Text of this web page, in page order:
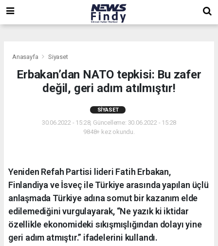
Anasayfa Siyaset
Erbakan’dan NATO tepkisi: Bu zafer
değil, geri adım atılmıştır!
SIYASET
30.06.2022 - 15:28, Güncelleme: 30.06.2022 - 15:28
9848+ kez okundu.
Yeniden Refah Partisi lideri Fatih Erbakan,
Finlandiya ve İsveç ile Türkiye arasında yapılan üçlü
anlaşmada Türkiye adına somut bir kazanım elde
edilemediğini vurgulayarak, “Ne yazık ki iktidar
özellikle ekonomideki sıkışmışlığından dolayı yine
geri adım atmıştır.” ifadelerini kullandı.